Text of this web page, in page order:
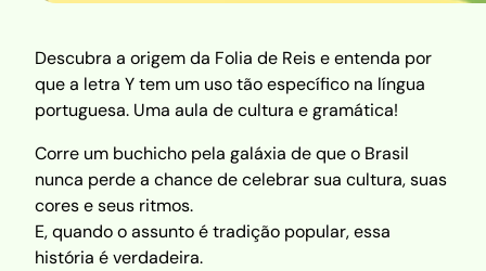
Descubra a origem da Folia de Reis e entenda por
que a letra Y tem um uso tão específico na língua
portuguesa. Uma aula de cultura e gramática!
Corre um buchicho pela galáxia de que o Brasil
nunca perde a chance de celebrar sua cultura, suas
cores e seus ritmos.
E, quando o assunto é tradição popular, essa
história é verdadeira.